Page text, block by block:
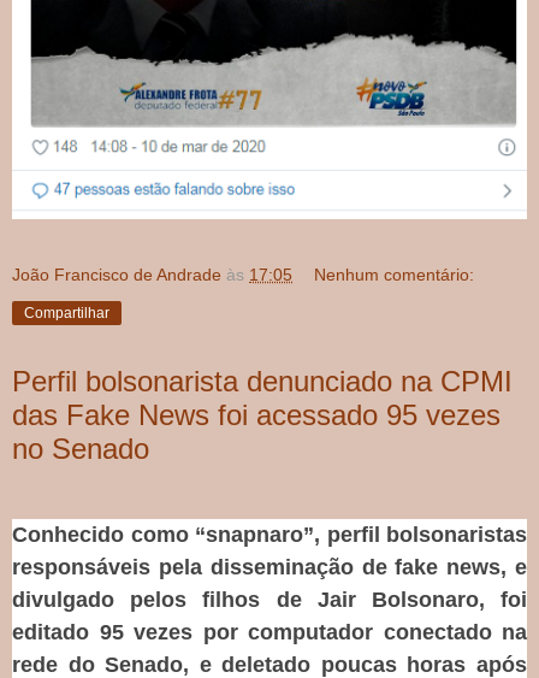
João Francisco de Andrade às 17:05 Nenhum comentário:
Compartilhar
Perfil bolsonarista denunciado na CPMI
das Fake News foi acessado 95 vezes
no Senado
Conhecido como “snapnaro”, perfil bolsonaristas
responsáveis pela disseminação de fake news, e
divulgado pelos filhos de Jair Bolsonaro, foi
editado 95 vezes por computador conectado na
rede do Senado, e deletado poucas horas após